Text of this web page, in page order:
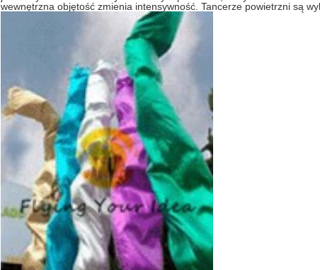
wewnętrzna objętość zmienia intensywność. Tancerze powietrzni są